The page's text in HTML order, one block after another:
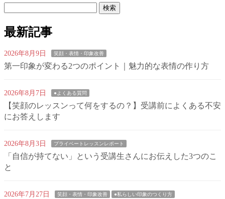
最新記事
2026年8月9日 笑顔・表情・印象改善
第一印象が変わる2つのポイント｜魅力的な表情の作り方
2026年8月7日 ●よくある質問
【笑顔のレッスンって何をするの？】受講前によくある不安
にお答えします
2026年8月3日 プライベートレッスンレポート
「自信が持てない」という受講生さんにお伝えした3つのこ
と
2026年7月27日 笑顔・表情・印象改善 ●私らしい印象のつくり方